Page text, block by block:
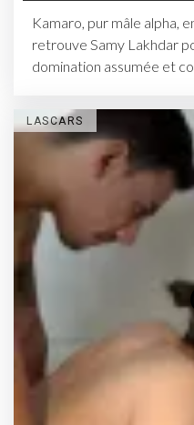
Kamaro, pur mâle alpha,
retrouve Samy Lakhdar
domination assumée et
LASCARS